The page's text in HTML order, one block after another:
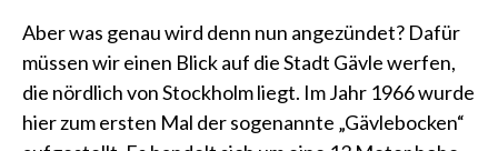
Aber was genau wird denn nun angezündet? Dafür
müssen wir einen Blick auf die Stadt Gävle werfen,
die nördlich von Stockholm liegt. Im Jahr 1966 wurde
hier zum ersten Mal der sogenannte „Gävlebocken“